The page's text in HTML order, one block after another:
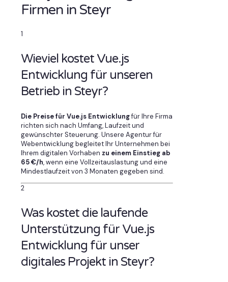
Firmen in Steyr
1
Wieviel kostet Vue.js
Entwicklung für unseren
Betrieb in Steyr?
Die Preise für Vue.js Entwicklungfür Ihre Firma
richten sich nach Umfang, Laufzeit und
gewünschter Steuerung. Unsere Agentur für
Webentwicklung begleitet Ihr Unternehmen bei
Ihrem digitalen Vorhaben zu einem Einstieg ab
65 €/h, wenn eine Vollzeitauslastung und eine
Mindestlaufzeit von 3 Monaten gegeben sind.
2
Was kostet die laufende
Unterstützung für Vue.js
Entwicklung für unser
digitales Projekt in Steyr?